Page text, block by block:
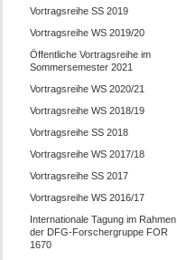
Vortragsreihe SS 2019
Vortragsreihe WS 2019/20
Öffentliche Vortragsreihe im
Sommersemester 2021
Vortragsreihe WS 2020/21
Vortragsreihe WS 2018/19
Vortragsreihe SS 2018
Vortragsreihe WS 2017/18
Vortragsreihe SS 2017
Vortragsreihe WS 2016/17
Internationale Tagung im Rahmen
der DFG-Forschergruppe FOR
1670